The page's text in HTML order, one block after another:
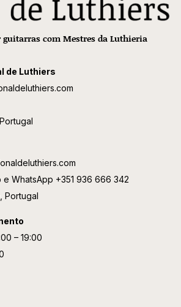
com Mestres da Luthieria
de Luthiers
WhatsApp +351 936 666 342
Portugal
– 19:00